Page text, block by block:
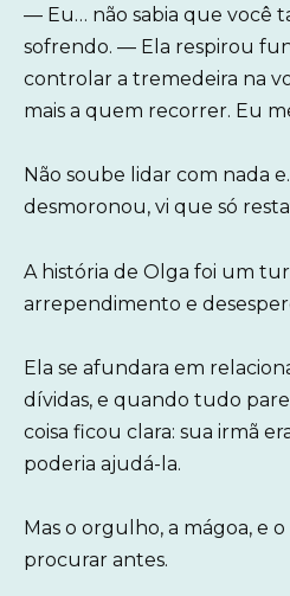
— Eu… não sabia que você
sofrendo. — Ela respirou
controlar a tremedeira na
mais a quem recorrer. Eu
Não soube lidar com nada
desmoronou, vi que só
A história de Olga foi um
arrependimento e
Ela se afundara em
dívidas, e quando tudo
coisa ficou clara: sua irmã
poderia ajudá-la.
Mas o orgulho, a mágoa, e
procurar antes.